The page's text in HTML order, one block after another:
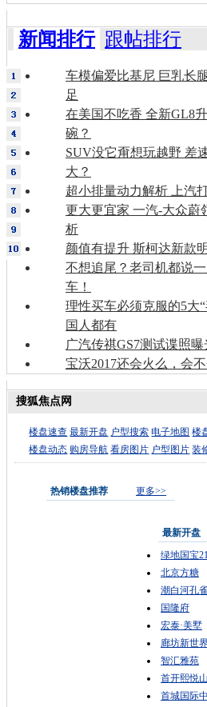
新闻排行 跟帖排行
车模偏爱比基尼 巨乳长
足
在美国不吃香 全新GL8
碗？
SUV没它甭想玩越野 差
大？
超小排量动力解析 上汽
更大更宜家 一汽-大众蔚
析
颜值有提升 斯柯达新款
不想追尾？老司机都说
车！
理性买车必须克服的5大“
国人都有
广汽传祺GS7测试谍照
宝沃2017还会火么，会
搜狐焦点网
楼盘速查 最新开盘 户型搜索 电子地图 楼
楼盘动态 购房导航 看房图片 户型图片 装
热销楼盘推荐 更多>>
最新开盘
绿地国宝
北京方糖
潮白河孔雀
国隆府
宏泰·美墅
廊坊新世
智汇雅苑
首开熙悦山
首城国际中